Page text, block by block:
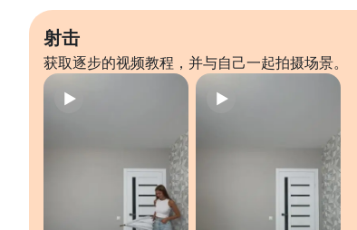
射击
获取逐步的视频教程，并与自己一起拍摄场景。